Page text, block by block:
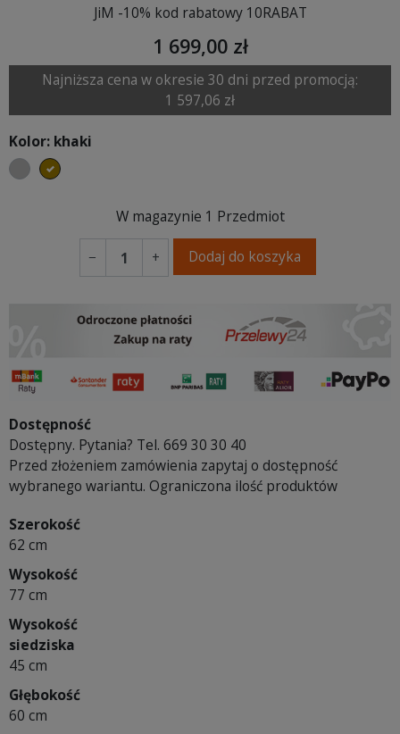
JiM -10% kod rabatowy 10RABAT
1 699,00 zł
Najniższa cena w okresie 30 dni przed promocją:
1 597,06 zł
Kolor: khaki
szarykhaki
W magazynie 1 Przedmiot
− + Dodaj do koszyka
Dostępność
Dostępny. Pytania? Tel. 669 30 30 40
Przed złożeniem zamówienia zapytaj o dostępność
wybranego wariantu. Ograniczona ilość produktów
Szerokość
62 cm
Wysokość
77 cm
Wysokość
siedziska
45 cm
Głębokość
60 cm